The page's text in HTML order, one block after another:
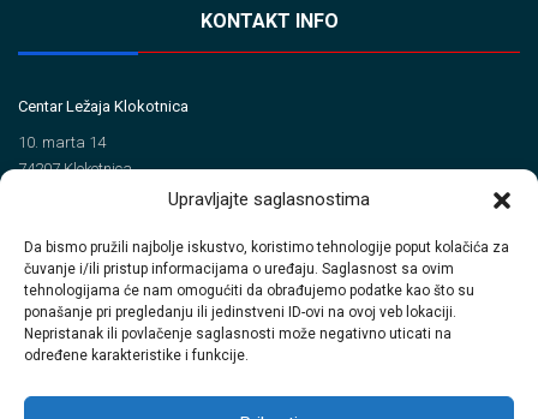
Upravljajte saglasnostima
Da bismo pružili najbolje iskustvo, koristimo tehnologije poput kolačića za
čuvanje i/ili pristup informacijama o uređaju. Saglasnost sa ovim
tehnologijama će nam omogućiti da obrađujemo podatke kao što su
ponašanje pri pregledanju ili jedinstveni ID-ovi na ovoj veb lokaciji.
Nepristanak ili povlačenje saglasnosti može negativno uticati na
određene karakteristike i funkcije.
KONTAKT INFO
Centar Ležaja Klokotnica
10. marta 14
74207 Klokotnica
+387 35 720 560 (Tel)
+387 35 720 414 (Fax)
Email
info@clkinterpromet.com